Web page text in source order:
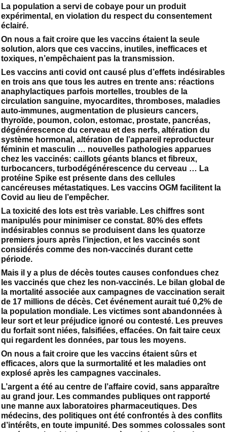
La population a servi de cobaye pour un produit
expérimental, en violation du respect du consentement
éclairé.
On nous a fait croire que les vaccins étaient la seule
solution, alors que ces vaccins, inutiles, inefficaces et
toxiques, n’empêchaient pas la transmission.
Les vaccins anti covid ont causé plus d’effets indésirables
en trois ans que tous les autres en trente ans: réactions
anaphylactiques parfois mortelles, troubles de la
circulation sanguine, myocardites, thromboses, maladies
auto-immunes, augmentation de plusieurs cancers,
thyroïde, poumon, colon, estomac, prostate, pancréas,
dégénérescence du cerveau et des nerfs, altération du
système hormonal, altération de l’appareil reproducteur
féminin et masculin … nouvelles pathologies apparues
chez les vaccinés: caillots géants blancs et fibreux,
turbocancers, turbodégénérescence du cerveau … La
protéine Spike est présente dans des cellules
cancéreuses métastatiques. Les vaccins OGM facilitent la
Covid au lieu de l’empêcher.
La toxicité des lots est très variable. Les chiffres sont
manipulés pour minimiser ce constat. 80% des effets
indésirables connus se produisent dans les quatorze
premiers jours après l’injection, et les vaccinés sont
considérés comme des non-vaccinés durant cette
période.
Mais il y a plus de décès toutes causes confondues chez
les vaccinés que chez les non-vaccinés. Le bilan global de
la mortalité associée aux campagnes de vaccination serait
de 17 millions de décès. Cet événement aurait tué 0,2% de
la population mondiale. Les victimes sont abandonnées à
leur sort et leur préjudice ignoré ou contesté. Les preuves
du forfait sont niées, falsifiées, effacées. On fait taire ceux
qui regardent les données, par tous les moyens.
On nous a fait croire que les vaccins étaient sûrs et
efficaces, alors que la surmortalité et les maladies ont
explosé après les campagnes vaccinales.
L’argent a été au centre de l’affaire covid, sans apparaître
au grand jour. Les commandes publiques ont rapporté
une manne aux laboratoires pharmaceutiques. Des
médecins, des politiques ont été confrontés à des conflits
d’intérêts, en toute impunité. Des sommes colossales sont